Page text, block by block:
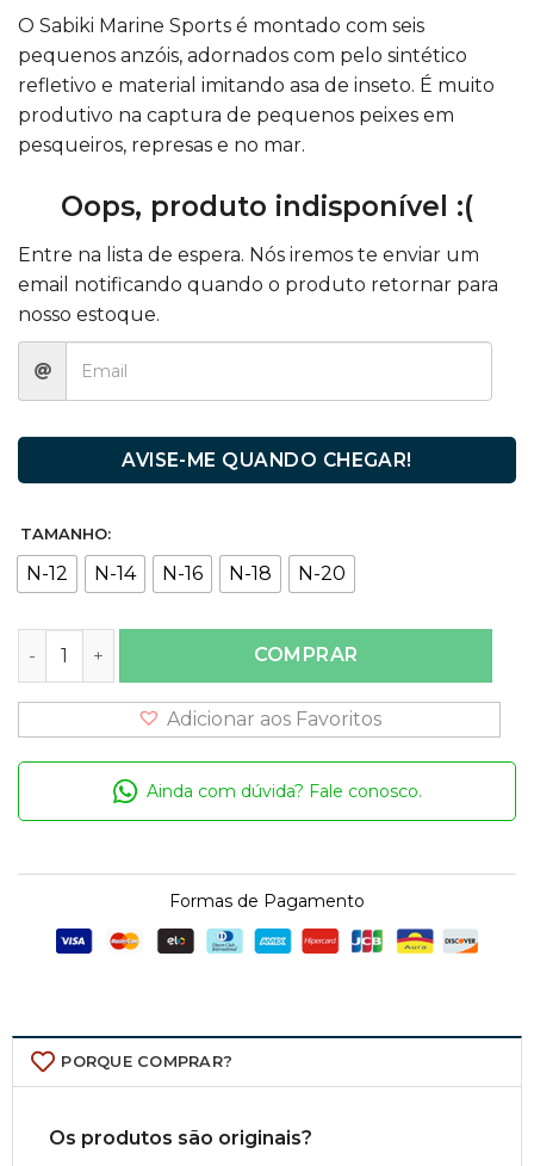
O Sabiki Marine Sports é montado com seis
pequenos anzóis, adornados com pelo sintético
refletivo e material imitando asa de inseto. É muito
produtivo na captura de pequenos peixes em
pesqueiros, represas e no mar.
Oops, produto indisponível :(
Entre na lista de espera. Nós iremos te enviar um
email notificando quando o produto retornar para
nosso estoque.
AVISE-ME QUANDO CHEGAR!
TAMANHO:
N-12 N-14 N-16 N-18 N-20
Sabiki Verde/Rosa quantidade
COMPRAR
Adicionar aos Favoritos
Ainda com dúvida? Fale conosco.
Formas de Pagamento
PORQUE COMPRAR?
Os produtos são originais?